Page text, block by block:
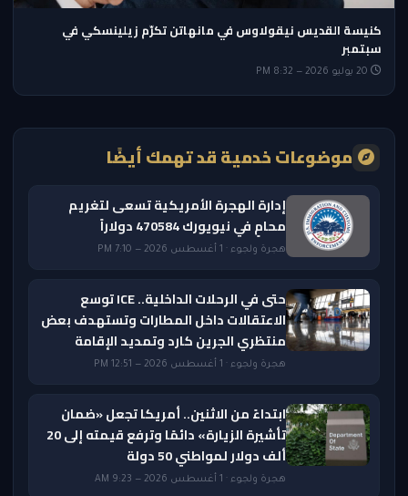
كنيسة القديس نيقولاوس في مانهاتن تكرّم زيلينسكي في
سبتمبر
موضوعات خدمية قد تهمك أيضًا
إدارة الهجرة الأمريكية تسعى لتغريم
محامٍ في نيويورك 470584 دولاراً
هجرة ولجوء · 1 أغسطس 2026 — 7:10 PM
حتى في الرحلات الداخلية.. ICE توسع
الاعتقالات داخل المطارات وتستهدف بعض
منتظري الجرين كارد وتمديد الإقامة
هجرة ولجوء · 1 أغسطس 2026 — 12:51 PM
ابتداءً من الاثنين.. أمريكا تجعل «ضمان
تأشيرة الزيارة» دائمًا وترفع قيمته إلى 20
ألف دولار لمواطني 50 دولة
هجرة ولجوء · 1 أغسطس 2026 — 9:23 AM